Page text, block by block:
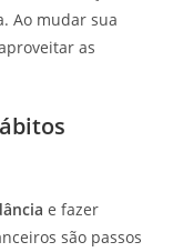
Ao mudar sua
as
e fazer
são passos